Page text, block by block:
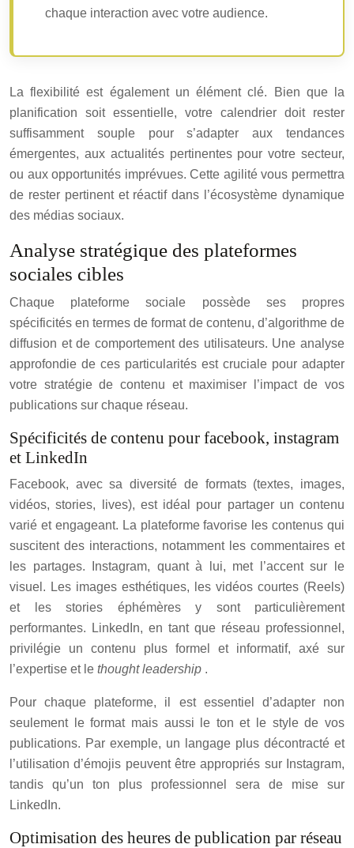
chaque interaction avec votre audience.
La flexibilité est également un élément clé. Bien que la
planification soit essentielle, votre calendrier doit rester
suffisamment souple pour s’adapter aux tendances
émergentes, aux actualités pertinentes pour votre secteur,
ou aux opportunités imprévues. Cette agilité vous permettra
de rester pertinent et réactif dans l’écosystème dynamique
des médias sociaux.
Analyse stratégique des plateformes
sociales cibles
Chaque plateforme sociale possède ses propres
spécificités en termes de format de contenu, d’algorithme de
diffusion et de comportement des utilisateurs. Une analyse
approfondie de ces particularités est cruciale pour adapter
votre stratégie de contenu et maximiser l’impact de vos
publications sur chaque réseau.
Spécificités de contenu pour facebook, instagram
et LinkedIn
Facebook, avec sa diversité de formats (textes, images,
vidéos, stories, lives), est idéal pour partager un contenu
varié et engageant. La plateforme favorise les contenus qui
suscitent des interactions, notamment les commentaires et
les partages. Instagram, quant à lui, met l’accent sur le
visuel. Les images esthétiques, les vidéos courtes (Reels)
et les stories éphémères y sont particulièrement
performantes. LinkedIn, en tant que réseau professionnel,
privilégie un contenu plus formel et informatif, axé sur
l’expertise et le thought leadership .
Pour chaque plateforme, il est essentiel d’adapter non
seulement le format mais aussi le ton et le style de vos
publications. Par exemple, un langage plus décontracté et
l’utilisation d’émojis peuvent être appropriés sur Instagram,
tandis qu’un ton plus professionnel sera de mise sur
LinkedIn.
Optimisation des heures de publication par réseau